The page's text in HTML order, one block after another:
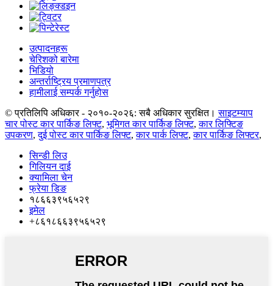
उत्पादनहरू
चेरिशको बारेमा
भिडियो
अन्तर्राष्ट्रिय प्रमाणपत्र
हामीलाई सम्पर्क गर्नुहोस
© प्रतिलिपि अधिकार - २०१०-२०२६: सबै अधिकार सुरक्षित। साइटम्याप
चार पोस्ट कार पार्किङ लिफ्ट, भूमिगत कार पार्किङ लिफ्ट,कार लिफ्टिङ
उपकरण,दुई पोस्ट कार पार्किङ लिफ्ट,कार पार्क लिफ्ट,कार पार्किङ लिफ्टर,
सिन्डी लिउ
गिलियन दाई
क्यामिला चेन
फ्रेया डिङ
१८६६३९५६५२९
इमेल
+८६१८६६३९५६५२९